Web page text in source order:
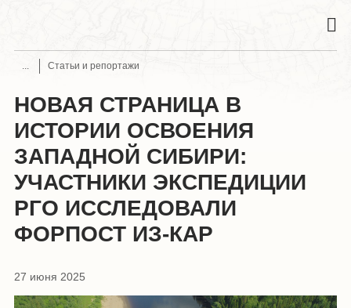
Статьи и репортажи
НОВАЯ СТРАНИЦА В
ИСТОРИИ ОСВОЕНИЯ
ЗАПАДНОЙ СИБИРИ:
УЧАСТНИКИ ЭКСПЕДИЦИИ
РГО ИССЛЕДОВАЛИ
ФОРПОСТ ИЗ-КАР
27 июня 2025